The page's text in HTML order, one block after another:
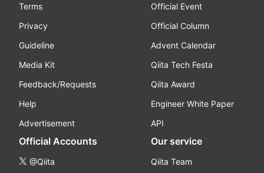
Terms
Privacy
Guideline
Media Kit
Feedback/Requests
Help
Advertisement
Official Event
Official Column
Advent Calendar
Qiita Tech Festa
Qiita Award
Engineer White Paper
API
Official Accounts
@Qiita
Our service
Qiita Team